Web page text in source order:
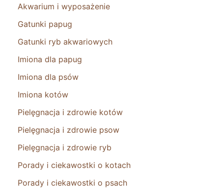
Akwarium i wyposażenie
Gatunki papug
Gatunki ryb akwariowych
Imiona dla papug
Imiona dla psów
Imiona kotów
Pielęgnacja i zdrowie kotów
Pielęgnacja i zdrowie psow
Pielęgnacja i zdrowie ryb
Porady i ciekawostki o kotach
Porady i ciekawostki o psach